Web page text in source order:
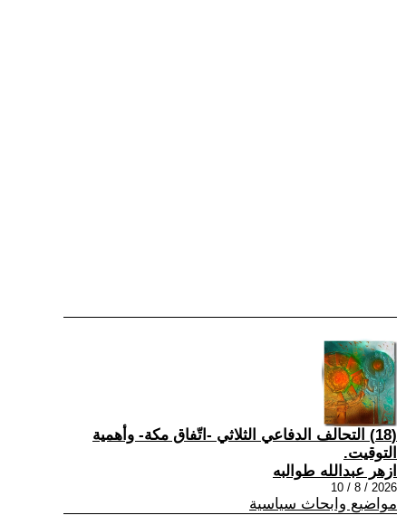
(18) التحالف الدفاعي الثلاثي -اتّفاق مكة- وأهمية
التوقيت.
ازهر عبدالله طوالبه
2026 / 8 / 10
مواضيع وابحاث سياسية